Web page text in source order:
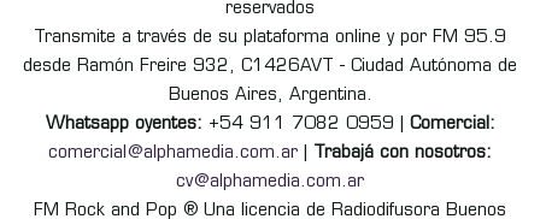
reservados
Transmite a través de su plataforma online y por FM 95.9
desde Ramón Freire 932, C1426AVT - Ciudad Autónoma de
Buenos Aires, Argentina.
Whatsapp oyentes: +54 911 7082 0959 | Comercial:
comercial@alphamedia.com.ar
Trabajá con nosotros:
cv@alphamedia.com.ar
FM Rock and Pop ® Una licencia de Radiodifusora Buenos